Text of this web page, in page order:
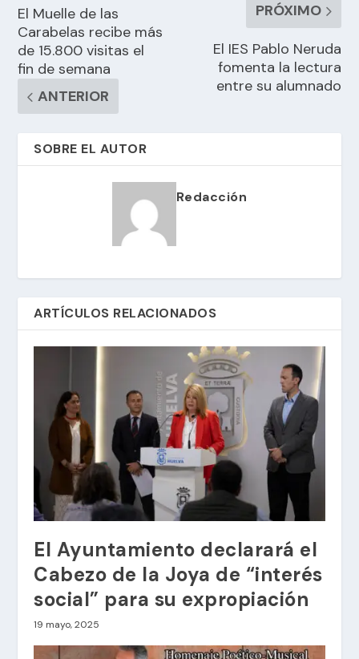
El Muelle de las
Carabelas recibe más
de 15.800 visitas el
fin de semana
ANTERIOR
PRÓXIMO
El IES Pablo Neruda
fomenta la lectura
entre su alumnado
SOBRE EL AUTOR
Redacción
ARTÍCULOS RELACIONADOS
El Ayuntamiento declarará el
Cabezo de la Joya de “interés
social” para su expropiación
19 mayo, 2025